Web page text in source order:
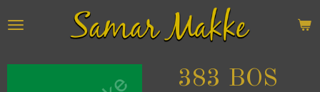
direct
de
383 BOS